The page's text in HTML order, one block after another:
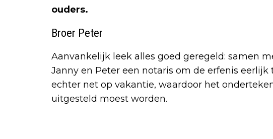
ouders.
Broer Peter
Aanvankelijk leek alles goed geregeld: samen
Janny en Peter een notaris om de erfenis eerlijk
echter net op vakantie, waardoor het
uitgesteld moest worden.